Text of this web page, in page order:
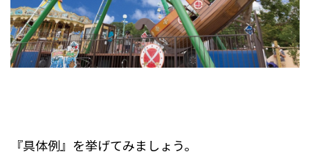
『具体例』を挙げてみましょう。